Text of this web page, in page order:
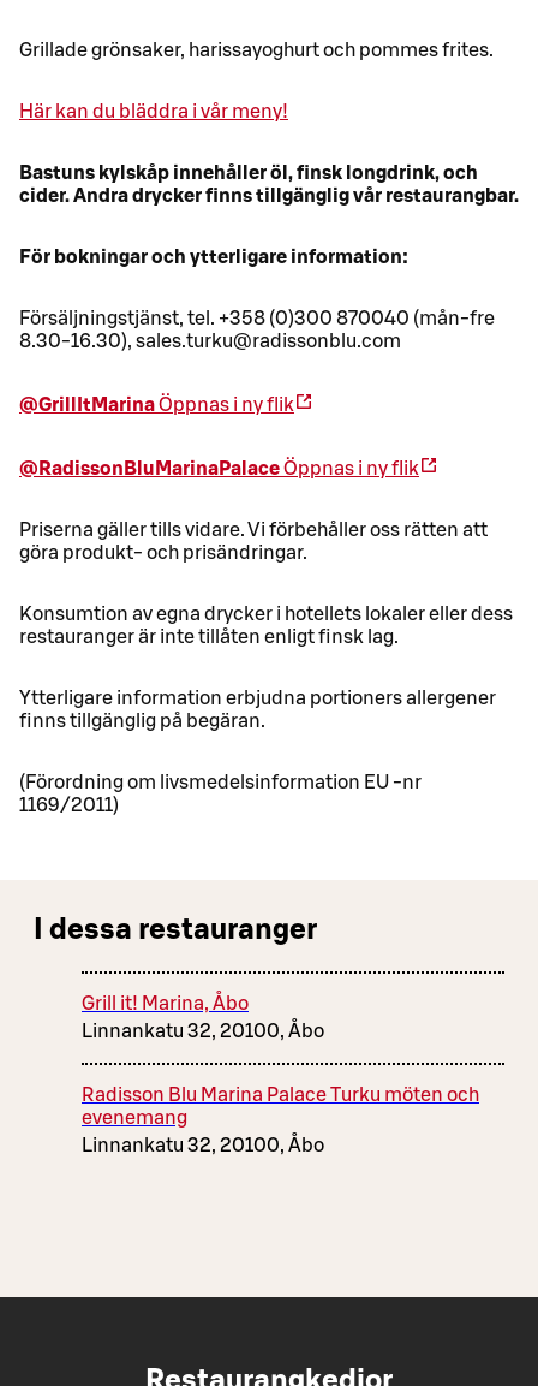
Grillade grönsaker, harissayoghurt och pommes frites.
Här kan du bläddra i vår meny!
Bastuns kylskåp innehåller öl, finsk longdrink, och
cider. Andra drycker finns tillgänglig vår restaurangbar.
För bokningar och ytterligare information:
Försäljningstjänst, tel. +358 (0)300 870040 (mån-fre
8.30-16.30), sales.turku@radissonblu.com
@GrillItMarinaÖppnas i ny flik
@RadissonBluMarinaPalaceÖppnas i ny flik
Priserna gäller tills vidare. Vi förbehåller oss rätten att
göra produkt- och prisändringar.
Konsumtion av egna drycker i hotellets lokaler eller dess
restauranger är inte tillåten enligt finsk lag.
Ytterligare information erbjudna portioners allergener
finns tillgänglig på begäran.
(Förordning om livsmedelsinformation EU -nr
1169/2011)
I dessa restauranger
Grill it! Marina, Åbo
Linnankatu 32, 20100, Åbo
Radisson Blu Marina Palace Turku möten och
evenemang
Linnankatu 32, 20100, Åbo